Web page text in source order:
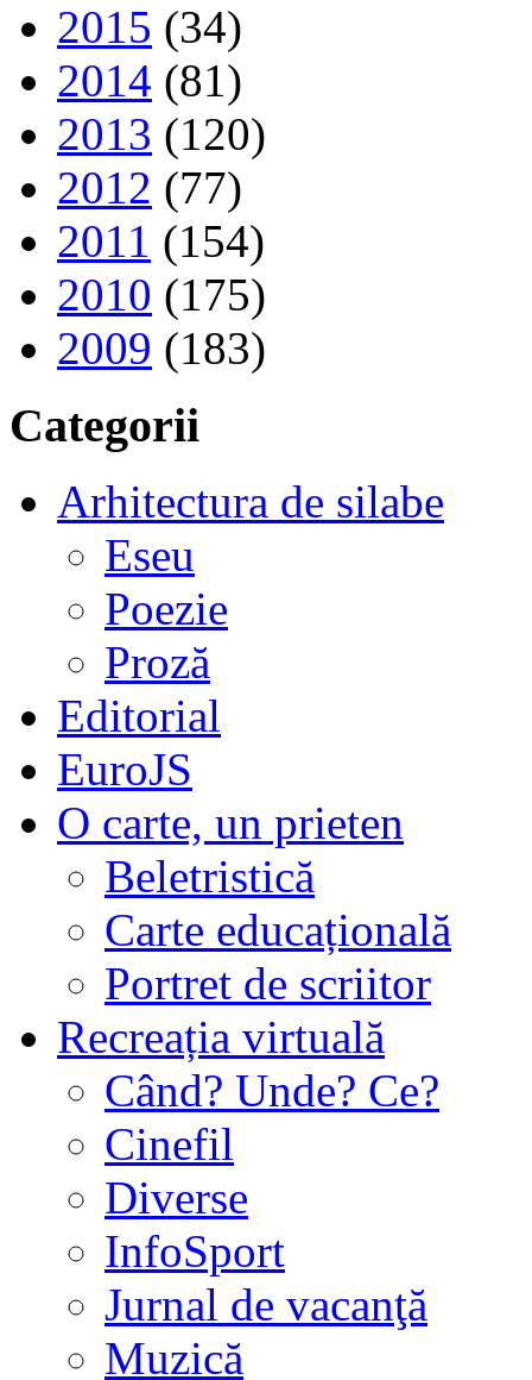
2015 (34)
2014 (81)
2013 (120)
2012 (77)
2011 (154)
2010 (175)
2009 (183)
Categorii
Arhitectura de silabe
Eseu
Poezie
Proză
Editorial
EuroJS
O carte, un prieten
Beletristică
Carte educațională
Portret de scriitor
Recreația virtuală
Când? Unde? Ce?
Cinefil
Diverse
InfoSport
Jurnal de vacanţă
Muzică